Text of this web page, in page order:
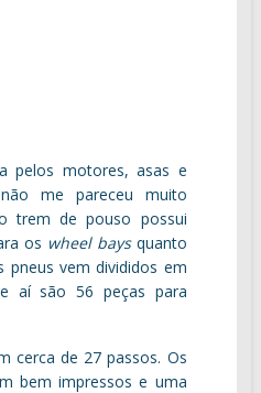
pelos motores, asas e
me pareceu muito
trem de pouso possui
os wheel baysquanto
vem divididos em
aí são 56 peças para
cerca de 27 passos. Os
bem impressos e uma